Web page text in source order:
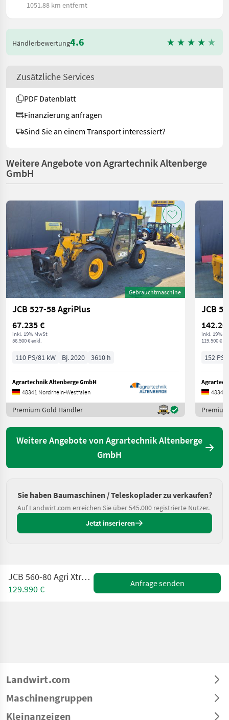
1051.88 km entfernt
Händlerbewertung4.6
Zusätzliche Services
PDF Datenblatt
Finanzierung anfragen
Sind Sie an einem Transport interessiert?
Weitere Angebote von Agrartechnik Altenberge
GmbH
Gebrauchtmaschine
JCB 527-58 AgriPlus
67.235 €
inkl. 19% MwSt
56.500 € exkl.
110 PS/81 kW Bj. 2020 3610 h
Agrartechnik Altenberge GmbH
48341 Nordrhein-Westfalen
Premium Gold Händler
JCB
inkl. 19%
119.500 €
152
48341
Weitere Angebote von Agrartechnik Altenberge
GmbH
Sie haben Baumaschinen / Teleskoplader zu verkaufen?
Auf Landwirt.com erreichen Sie über 545.000 registrierte Nutzer.
Jetzt inserieren
JCB 560-80 Agri Xtra / 560 - 80 Agri Xtra
129.990 €
Anfrage senden
Landwirt.com
Maschinengruppen
Kleinanzeigen